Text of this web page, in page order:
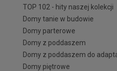
TOP 102 - hity naszej kolekcji
Domy tanie w budowie
Domy parterowe
Domy z poddaszem
Domy z poddaszem do
Domy piętrowe